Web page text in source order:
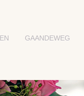
GAANDEWEG